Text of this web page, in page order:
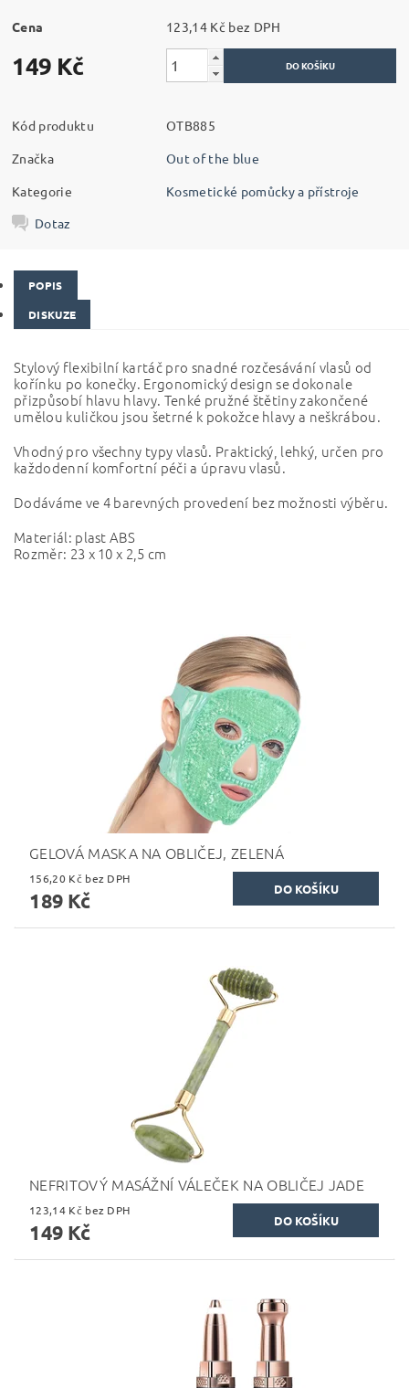
Cena 123,14 Kč bez DPH
149 Kč
Kód produktu
OTB885
Značka
Out of the blue
Kategorie
Kosmetické pomůcky a přístroje
Dotaz
POPIS
DISKUZE
Stylový flexibilní kartáč pro snadné rozčesávání vlasů od
kořínku po konečky. Ergonomický design se dokonale
přizpůsobí hlavu hlavy. Tenké pružné štětiny zakončené
umělou kuličkou jsou šetrné k pokožce hlavy a neškrábou.
Vhodný pro všechny typy vlasů. Praktický, lehký, určen pro
každodenní komfortní péči a úpravu vlasů.
Dodáváme ve 4 barevných provedení bez možnosti výběru.
Materiál: plast ABS
Rozměr: 23 x 10 x 2,5 cm
GELOVÁ MASKA NA OBLIČEJ, ZELENÁ
156,20 Kč bez DPH
189 Kč
NEFRITOVÝ MASÁŽNÍ VÁLEČEK NA OBLIČEJ JADE
123,14 Kč bez DPH
149 Kč